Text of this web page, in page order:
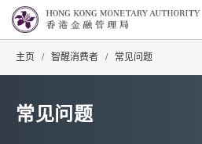
主页 / 智醒消费者 / 常见问题
常见问题